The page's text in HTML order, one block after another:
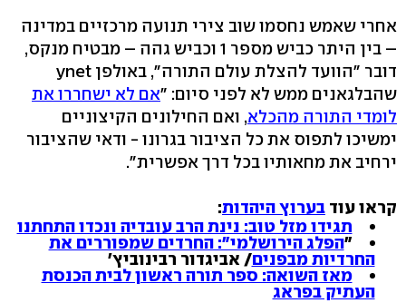
אחרי שאמש נחסמו שוב צירי תנועה מרכזיים במדינה
– בין היתר כביש מספר 1 וכביש גהה – מבטיח מנקס,
דובר "הוועד להצלת עולם התורה", באולפן ynet
שהבלגאנים ממש לא לפני סיום: "אם לא ישחררו את
לומדי התורה מהכלא, ואם החילונים הקיצוניים
ימשיכו לתפוס את כל הציבור בגרונו - ודאי שהציבור
ירחיב את מחאותיו בכל דרך אפשרית".
קראו עוד בערוץ היהדות:
תגידו מזל טוב: נינת הרב עובדיה ונכדו התחתנו
"הפלג הירושלמי": החרדים שמפוררים את
החרדיות מבפנים/ אביגדור רבינוביץ'
מאז השואה: ספר תורה ראשון לבית הכנסת
העתיק בפראג